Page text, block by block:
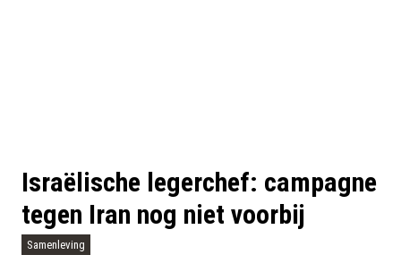
Israëlische legerchef: campagne
tegen Iran nog niet voorbij
Samenleving